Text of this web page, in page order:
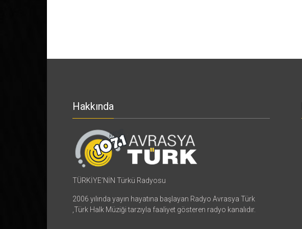
Hakkında
TÜRKİYE’NİN Türkü Radyosu
2006 yılında yayın hayatına başlayan Radyo Avrasya Türk
,Türk Halk Müziği tarzıyla faaliyet gösteren radyo kanalıdır.